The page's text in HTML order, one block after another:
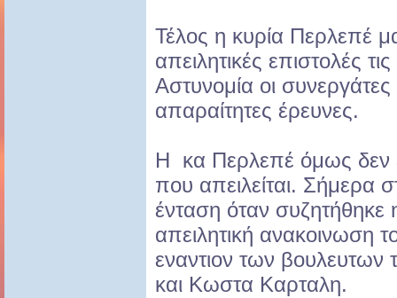
Τέλος η κυρία Περλεπέ
απειλητικές επιστολές
Αστυνομία οι συνεργάτες
απαραίτητες έρευνες.
H κα Περλεπέ όμως δεν
που απειλείται. Σήμερα
ένταση όταν συζητήθηκε
απειλητική ανακοινωση
εναντιον των
και Κωστα Καρταλη.